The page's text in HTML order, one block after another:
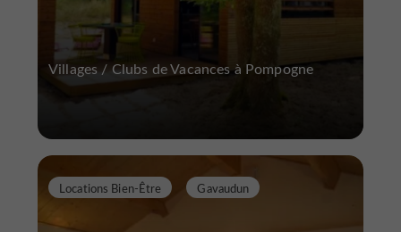
Villages / Clubs de Vacances à Pompogne
Locations Bien-Être Gavaudun